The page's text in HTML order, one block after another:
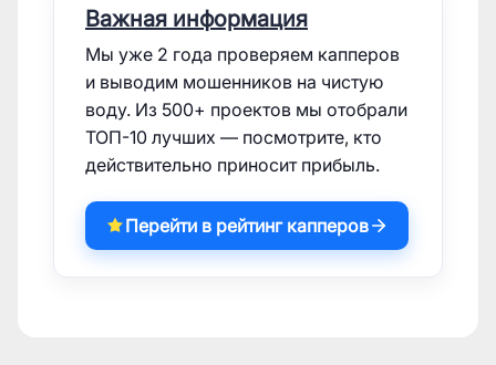
Важная информация
Мы уже 2 года проверяем капперов
и выводим мошенников на чистую
воду. Из 500+ проектов мы отобрали
ТОП-10 лучших — посмотрите, кто
действительно приносит прибыль.
Перейти в рейтинг капперов